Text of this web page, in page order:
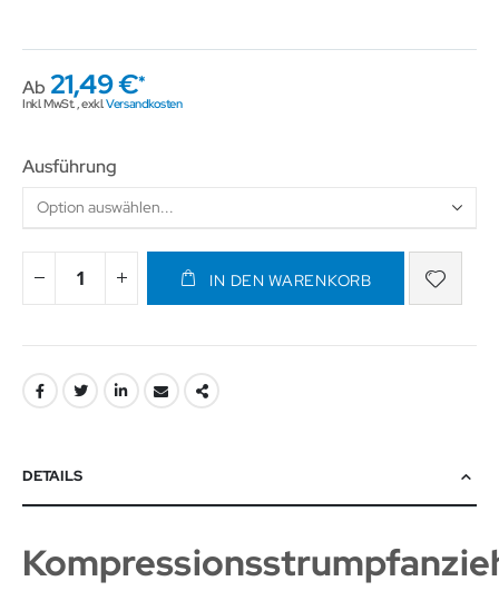
Ab 21,49 €
Inkl. MwSt.,exkl.Versandkosten
Ausführung
IN DEN WARENKORB
DETAILS